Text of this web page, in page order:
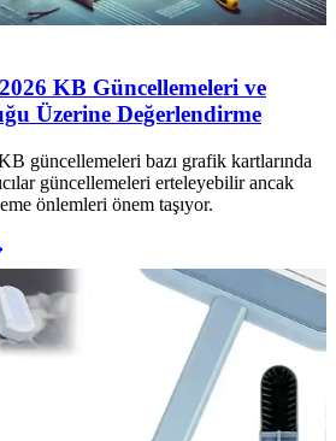
KB Güncellemeleri ve
Üzerine Değerlendirme
güncellemeleri bazı grafik kartlarında
güncellemeleri erteleyebilir ancak
önlemleri önem taşıyor.